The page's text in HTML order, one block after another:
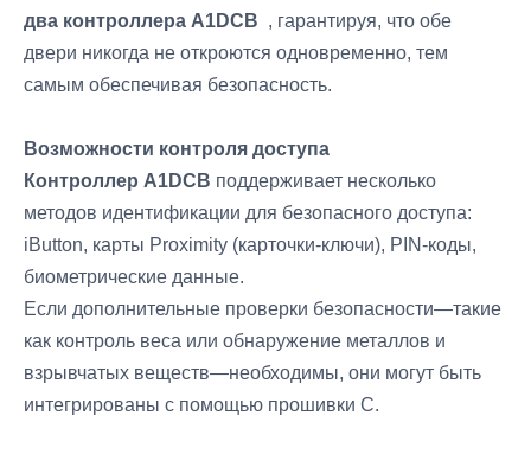
два контроллера A1DCB , гарантируя, что обе
двери никогда не откроются одновременно, тем
самым обеспечивая безопасность.
Возможности контроля доступа
Контроллер A1DCB поддерживает несколько
методов идентификации для безопасного доступа:
iButton, карты Proximity (карточки-ключи), PIN-коды,
биометрические данные.
Если дополнительные проверки безопасности—такие
как контроль веса или обнаружение металлов и
взрывчатых веществ—необходимы, они могут быть
интегрированы с помощью прошивки C.